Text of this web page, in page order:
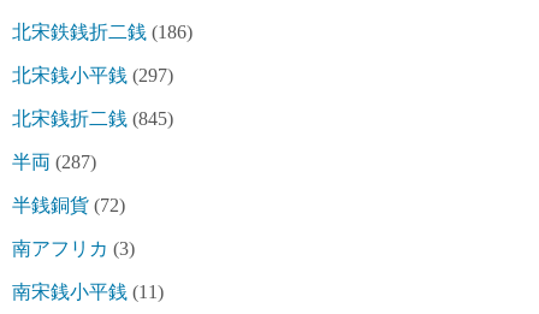
北宋鉄銭折二銭 (186)
北宋銭小平銭 (297)
北宋銭折二銭 (845)
半両 (287)
半銭銅貨 (72)
南アフリカ (3)
南宋銭小平銭 (11)